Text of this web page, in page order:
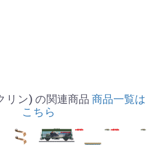
リン) の関連商品 商品一覧は
こちら